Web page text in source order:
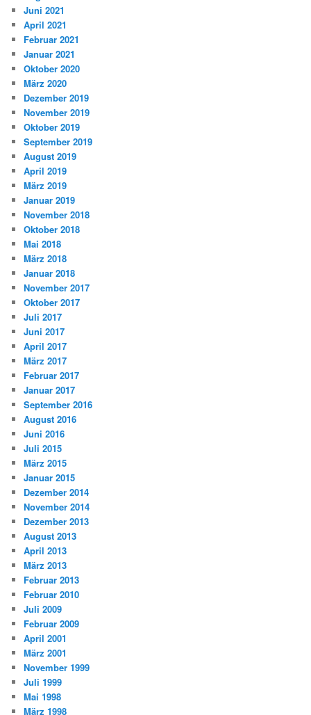
Juni 2021
April 2021
Februar 2021
Januar 2021
Oktober 2020
März 2020
Dezember 2019
November 2019
Oktober 2019
September 2019
August 2019
April 2019
März 2019
Januar 2019
November 2018
Oktober 2018
Mai 2018
März 2018
Januar 2018
November 2017
Oktober 2017
Juli 2017
Juni 2017
April 2017
März 2017
Februar 2017
Januar 2017
September 2016
August 2016
Juni 2016
Juli 2015
März 2015
Januar 2015
Dezember 2014
November 2014
Dezember 2013
August 2013
April 2013
März 2013
Februar 2013
Februar 2010
Juli 2009
Februar 2009
April 2001
März 2001
November 1999
Juli 1999
Mai 1998
März 1998